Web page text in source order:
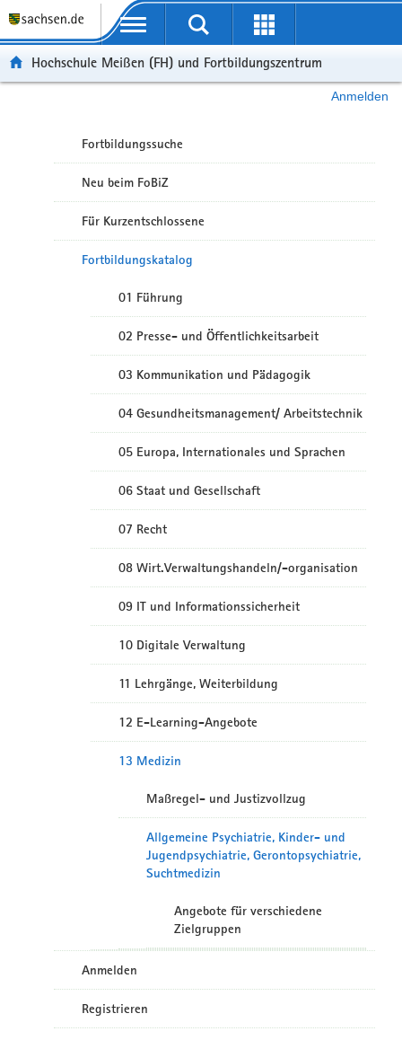
Portalübergreifende Navigation
Hochschule Meißen (FH) und Fortbildungszentrum
Anmelden
Fortbildungssuche
Neu beim FoBiZ
Für Kurzentschlossene
Fortbildungskatalog
01 Führung
02 Presse- und Öffentlichkeitsarbeit
03 Kommunikation und Pädagogik
04 Gesundheitsmanagement/ Arbeitstechnik
05 Europa, Internationales und Sprachen
06 Staat und Gesellschaft
07 Recht
08 Wirt.Verwaltungshandeln/-organisation
09 IT und Informationssicherheit
10 Digitale Verwaltung
11 Lehrgänge, Weiterbildung
12 E-Learning-Angebote
13 Medizin
Maßregel- und Justizvollzug
Allgemeine Psychiatrie, Kinder- und
Jugendpsychiatrie, Gerontopsychiatrie,
Suchtmedizin
Angebote für verschiedene
Zielgruppen
Anmelden
Registrieren